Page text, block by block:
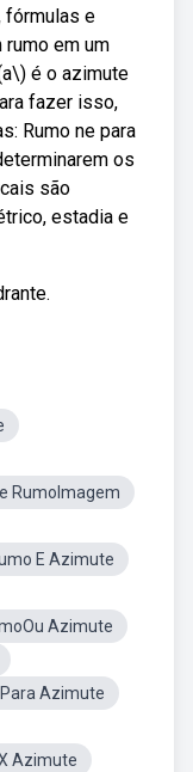
fórmulas e
em um
é o azimute
fazer isso,
Rumo ne para
os
são
estadia e
RumoImagem
E Azimute
Azimute
Azimute
Azimute